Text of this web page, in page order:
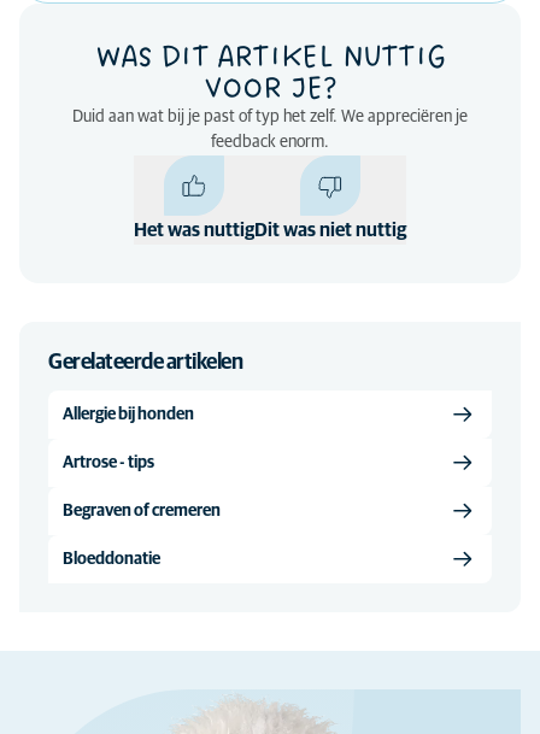
WAS DIT ARTIKEL NUTTIG
VOOR JE?
Duid aan wat bij je past of typ het zelf. We appreciëren je
feedback enorm.
Het was nuttigDit was niet nuttig
Gerelateerde artikelen
Allergie bij honden
Artrose - tips
Begraven of cremeren
Bloeddonatie